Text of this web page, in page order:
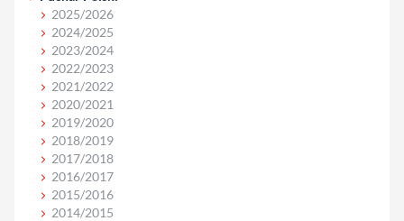
2025/2026
2024/2025
2023/2024
2022/2023
2021/2022
2020/2021
2019/2020
2018/2019
2017/2018
2016/2017
2015/2016
2014/2015